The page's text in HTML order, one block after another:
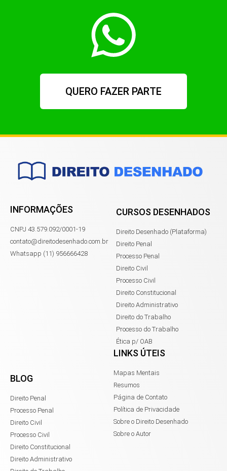
QUERO FAZER PARTE
INFORMAÇÕES
CNPJ 43.579.092/0001-19
contato@direitodesenhado.com.br
Whatsapp (11) 956666428
CURSOS DESENHADOS
Direito Desenhado (Plataforma)
Direito Penal
Processo Penal
Direito Civil
Processo Civil
Direito Constitucional
Direito Administrativo
Direito do Trabalho
Processo do Trabalho
Ética p/ OAB
BLOG
Direito Penal
Processo Penal
Direito Civil
Processo Civil
Direito Constitucional
Direito Administrativo
LINKS ÚTEIS
Mapas Mentais
Resumos
Página de Contato
Política de Privacidade
Sobre o Direito Desenhado
Sobre o Autor